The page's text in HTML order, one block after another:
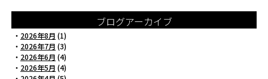
ブログアーカイブ
・ 2026年8月 (1)
・ 2026年7月 (3)
・ 2026年6月 (4)
・ 2026年5月 (4)